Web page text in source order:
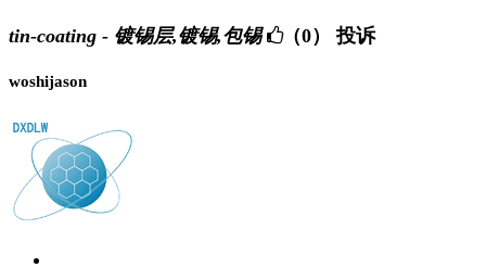
tin-coating - 镀锡层,镀锡,包锡 （0） 投诉
woshijason